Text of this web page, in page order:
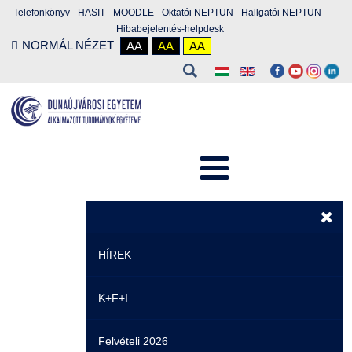
Telefonkönyv - HASIT - MOODLE - Oktatói NEPTUN - Hallgatói NEPTUN -
Hibabejelentés-helpdesk
NORMÁL NÉZET AA AA AA
HÍREK
Hírek
Események
K+F+I
Felvételi 2026